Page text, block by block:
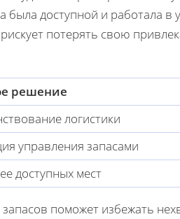
была доступной и работала в
потерять свою
решение
логистики
управления запасами
доступных мест
поможет избежать